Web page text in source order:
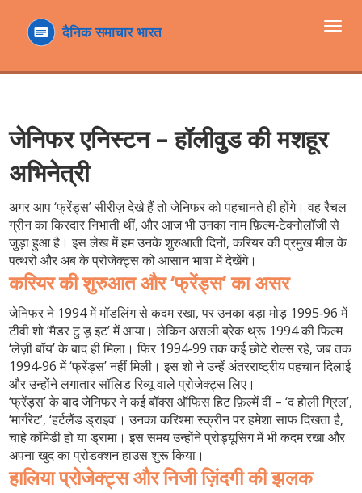
टॉगल
जेनिफर एनिस्टन – हॉलीवुड की मशहूर
अभिनेत्री
अगर आप ‘फ्रेंड्स’ सीरीज़ देखे हैं तो जेनिफर को पहचानते ही होंगे। वह रैचल
ग्रीन का किरदार निभाती थीं, और आज भी उनका नाम फ़िल्म‑टेक्नोलॉजी से
जुड़ा हुआ है। इस लेख में हम उनके शुरुआती दिनों, करियर की प्रमुख मील के
पत्थरों और अब के प्रोजेक्ट्स को आसान भाषा में देखेंगे।
करियर की शुरुआत और ‘फ्रेंड्स’ का असर
जेनिफर ने 1994 में मॉडलिंग से कदम रखा, पर उनका बड़ा मोड़ 1995‑96 में
टीवी शो ‘मैडर टु डू इट’ में आया। लेकिन असली ब्रेक थ्रू 1994 की फिल्म
‘लेज़ी बॉय’ के बाद ही मिला। फिर 1994‑99 तक कई छोटे रोल्स रहे, जब तक
1994‑96 में ‘फ्रेंड्स’ नहीं मिली। इस शो ने उन्हें अंतरराष्ट्रीय पहचान दिलाई
और उन्होंने लगातार सॉलिड रिव्यू वाले प्रोजेक्ट्स लिए।
‘फ्रेंड्स’ के बाद जेनिफर ने कई बॉक्स ऑफिस हिट फ़िल्में दीं – ‘द होली ग्रिल’,
‘मार्गरेट’, ‘हर्टलैंड ड्राइव’। उनका करिश्मा स्क्रीन पर हमेशा साफ दिखता है,
चाहे कॉमेडी हो या ड्रामा। इस समय उन्होंने प्रोड्यूसिंग में भी कदम रखा और
अपना खुद का प्रोडक्शन हाउस शुरू किया।
हालिया प्रोजेक्ट्स और निजी ज़िंदगी की झलक